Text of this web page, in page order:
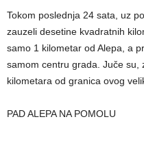
Tokom poslednja 24 sata, uz
zauzeli desetine kvadratnih
samo 1 kilometar od Alepa, a
samom centru grada. Juče su,
kilometara od granica ovog
PAD ALEPA NA POMOLU